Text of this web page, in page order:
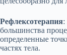
Рефлексотерапия:
большинства
определенные
частях тела.